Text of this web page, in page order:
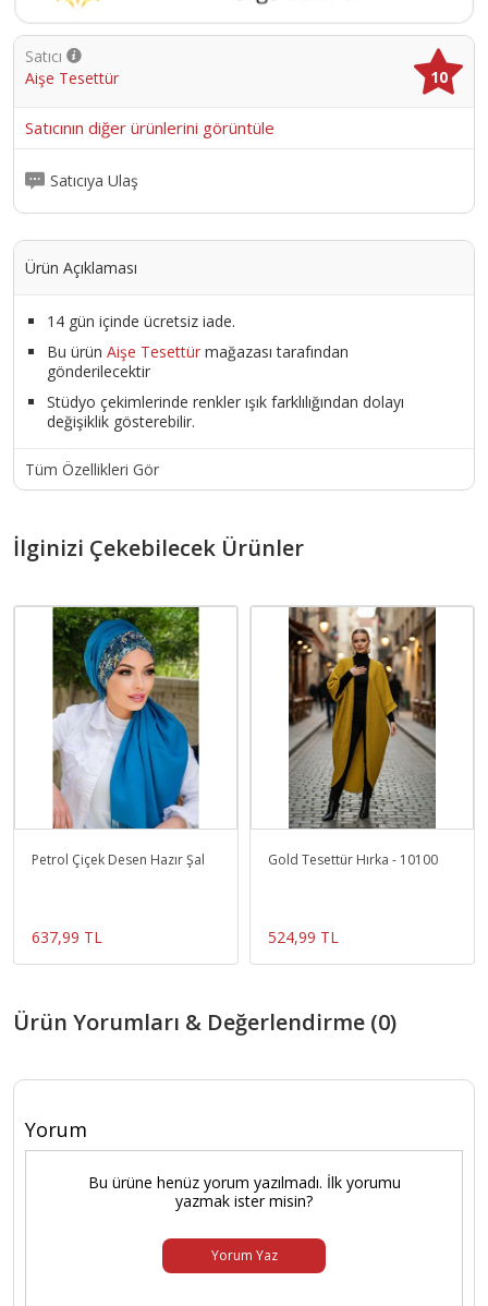
Satıcı
Aişe Tesettür
10
Satıcının diğer ürünlerini görüntüle
Satıcıya Ulaş
Ürün Açıklaması
14 gün içinde ücretsiz iade.
Bu ürün Aişe Tesettür mağazası tarafından
gönderilecektir
Stüdyo çekimlerinde renkler ışık farklılığından dolayı
değişiklik gösterebilir.
Tüm Özellikleri Gör
İlginizi Çekebilecek Ürünler
Petrol Çiçek Desen Hazır Şal
637,99 TL
Gold Tesettür Hırka - 10100
524,99 TL
Ürün Yorumları & Değerlendirme (0)
Yorum
Bu ürüne henüz yorum yazılmadı. İlk yorumu
yazmak ister misin?
Yorum Yaz